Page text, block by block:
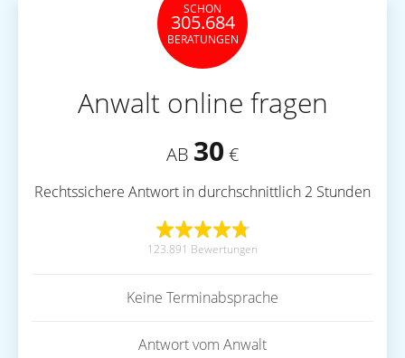
SCHON
305.684
BERATUNGEN
Anwalt online fragen
AB 30 €
Rechtssichere Antwort in durchschnittlich 2 Stunden
123.891 Bewertungen
Keine Terminabsprache
Antwort vom Anwalt